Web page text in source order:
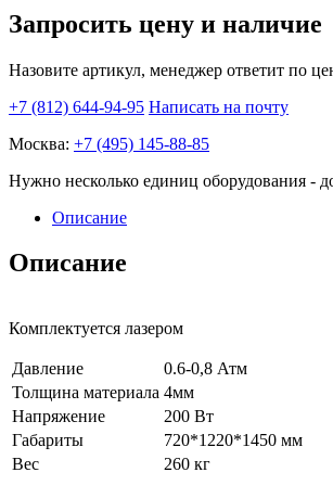
Запросить цену и наличие
Назовите артикул, менеджер ответит по
+7 (812) 644-94-95 Написать на почту
Москва: +7 (495) 145-88-85
Нужно несколько единиц оборудования -
Описание
Описание
Комплектуется лазером
Давление
0.6-0,8 Атм
Толщина материала 4мм
Напряжение
200 Вт
Габариты
720*1220*1450 мм
Вес
260 кг